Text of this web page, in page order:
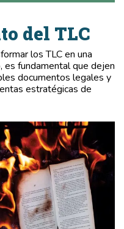
del TLC
los TLC en una
es fundamental que dejen
documentos legales y
estratégicas de